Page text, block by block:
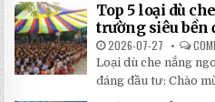
Top 5 loại dù
trường siêu bền
2026-07-27
Loại dù che nắng
đáng đầu tư: Chào